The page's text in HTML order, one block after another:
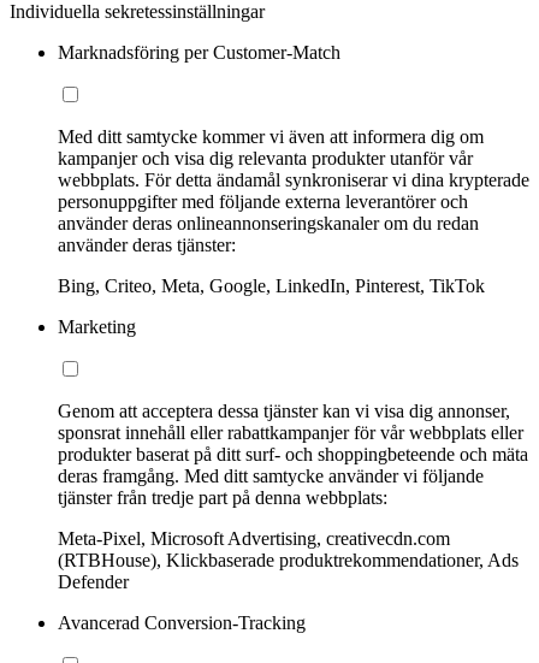
Individuella sekretessinställningar
Marknadsföring per Customer-Match
Med ditt samtycke kommer vi även att informera dig om
kampanjer och visa dig relevanta produkter utanför vår
webbplats. För detta ändamål synkroniserar vi dina krypterade
personuppgifter med följande externa leverantörer och
använder deras onlineannonseringskanaler om du redan
använder deras tjänster:
Bing, Criteo, Meta, Google, LinkedIn, Pinterest, TikTok
Marketing
Genom att acceptera dessa tjänster kan vi visa dig annonser,
sponsrat innehåll eller rabattkampanjer för vår webbplats eller
produkter baserat på ditt surf- och shoppingbeteende och mäta
deras framgång. Med ditt samtycke använder vi följande
tjänster från tredje part på denna webbplats:
Meta-Pixel, Microsoft Advertising, creativecdn.com
(RTBHouse), Klickbaserade produktrekommendationer, Ads
Defender
Avancerad Conversion-Tracking